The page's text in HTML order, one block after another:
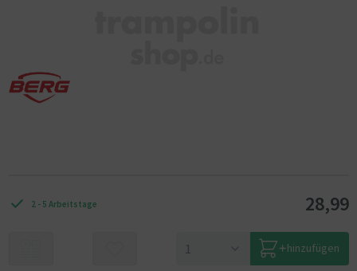
2 - 5 Arbeitstage 28,99
hinzufügen